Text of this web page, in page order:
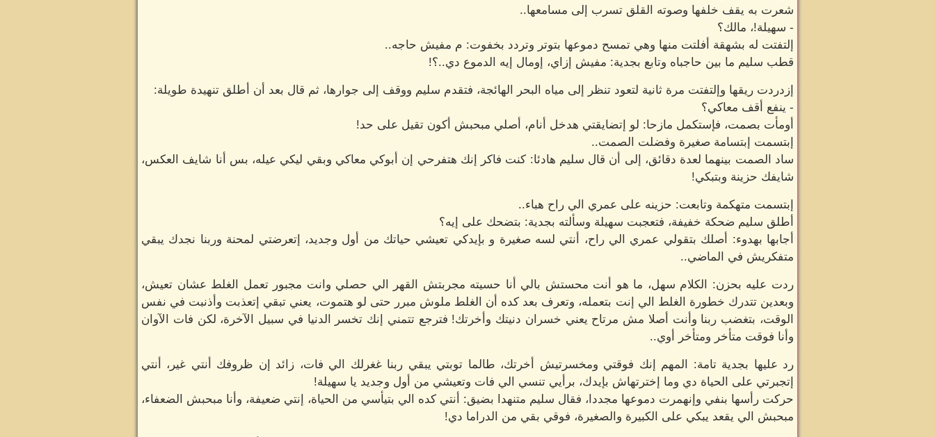
شعرت به يقف خلفها وصوته القلق تسرب إلى مسامعها..
- سهيلة!، مالك؟
إلتفتت له بشهقة أفلتت منها وهي تمسح دموعها بتوتر وتردد بخفوت: م مفيش حاجه..
قطب سليم ما بين حاجباه وتابع بجدية: مفيش إزاي، إومال إيه الدموع دي..؟!
إزدردت ريقها وإلتفتت مرة ثانية لتعود تنظر إلى مياه البحر الهائجة، فتقدم سليم ووقف إلى جوارها، ثم قال بعد أن أطلق تنهيدة طويلة:
- ينفع أقف معاكي؟
أومأت بصمت، فإستكمل مازحا: لو إتضايقتي هدخل أنام، أصلي مبحبش أكون تقيل على حد!
إبتسمت إبتسامة صغيرة وفضلت الصمت..
ساد الصمت بينهما لعدة دقائق، إلى أن قال سليم هادئا: كنت فاكر إنك هتفرحي إن أبوكي معاكي وبقي ليكي عيله، بس أنا شايف العكس،
شايفك حزينة وبتبكي!
إبتسمت متهكمة وتابعت: حزينه على عمري الي راح هباء..
أطلق سليم ضحكة خفيفة، فتعجبت سهيلة وسألته بجدية: بتضحك على إيه؟
أجابها بهدوء: أصلك بتقولي عمري الي راح، أنتي لسه صغيرة و بإيدكي تعيشي حياتك من أول وجديد، إتعرضتي لمحنة وربنا نجدك يبقي
متفكريش في الماضي..
ردت عليه بحزن: الكلام سهل، ما هو أنت محستش بالي أنا حسيته مجربتش القهر الي حصلي وانت مجبور تعمل الغلط عشان تعيش،
وبعدين تتدرك خطورة الغلط الي إنت بتعمله، وتعرف بعد كده أن الغلط ملوش مبرر حتى لو هتموت، يعني تبقي إتعذبت وأذنبت في نفس
الوقت، بتغضب ربنا وأنت أصلا مش مرتاح يعني خسران دنيتك وأخرتك! فترجع تتمني إنك تخسر الدنيا في سبيل الآخرة، لكن فات الآوان
وأنا فوقت متأخر ومتأخر أوي..
رد عليها بجدية تامة: المهم إنك فوقتي ومخسرتيش أخرتك، طالما توبتي يبقي ربنا غغرلك الي فات، زائد إن ظروفك أنتي غير، أنتي
إتجبرتي على الحياة دي وما إخترتهاش بإيدك، برأيي تنسي الي فات وتعيشي من أول وجديد يا سهيلة!
حركت رأسها بنفي وإنهمرت دموعها مجددا، فقال سليم متنهدا بضيق: أنتي كده الي بتيأسي من الحياة، إنتي ضعيفة، وأنا مبحبش الضعفاء،
مبحبش الي يقعد يبكي على الكبيرة والصغيرة، فوقي بقي من الدراما دي!